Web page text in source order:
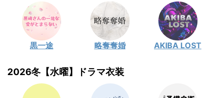
黒一途 略奪奪婚 AKIBA LOST
2026冬【水曜】ドラマ衣装